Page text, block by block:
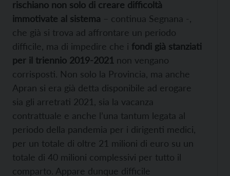
rischiano non solo di creare difficoltà
immotivate al sistema – continua Segnana -,
che già si trova ad affrontare un periodo
difficile, ma di impedire che i fondi già stanziati
per il triennio 2019-2021 non vengano
corrisposti. Non solo la Provincia, ma anche
Apran si era già detta disponibile ad erogare
sia gli arretrati 2021, sia la vacanza
contrattuale e anche l’una tantum legata al
periodo della pandemia per i dirigenti medici,
per un totale di oltre 21 milioni di euro su un
totale di 40 milioni complessivi per tutto il
comparto. Appare dunque difficile